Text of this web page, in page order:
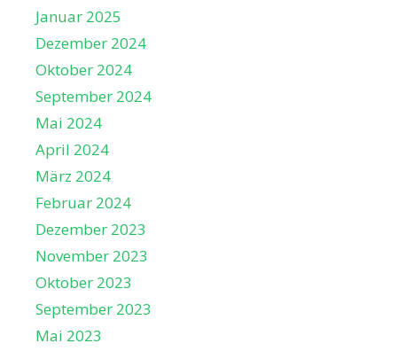
Januar 2025
Dezember 2024
Oktober 2024
September 2024
Mai 2024
April 2024
März 2024
Februar 2024
Dezember 2023
November 2023
Oktober 2023
September 2023
Mai 2023